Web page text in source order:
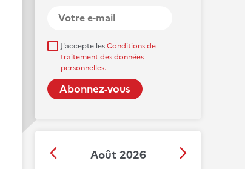
J'accepte lesConditions de
traitement des données
personnelles.
Août 2026